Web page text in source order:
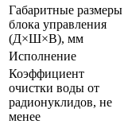
Габаритные размеры
блока управления
(Д×Ш×В), мм
Исполнение
Коэффициент
очистки воды от
радионуклидов, не
менее